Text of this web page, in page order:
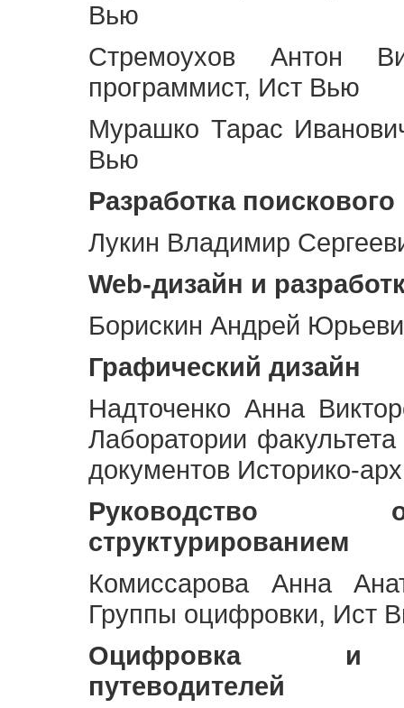
Вью
Стремоухов Антон
программист, Ист Вью
Мурашко Тарас
Вью
Разработка
Лукин Владимир
Web-дизайн и
Борискин Андрей
Графический дизайн
Надточенко Анна
Лаборатории
документов Историко-
Руководство
структурированием
Комиссарова Анна
Группы оцифровки, Ист
Оцифровка и
путеводителей